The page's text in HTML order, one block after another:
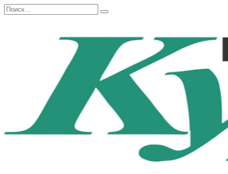
Перейти
к
Search
for: